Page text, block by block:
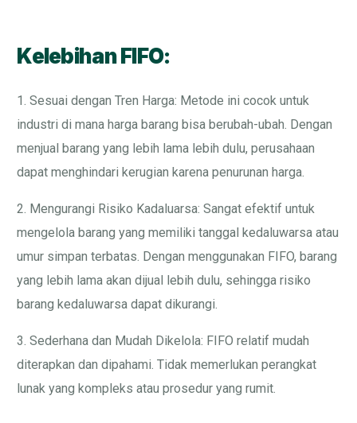
Kelebihan FIFO:
1. Sesuai dengan Tren Harga: Metode ini cocok untuk
industri di mana harga barang bisa berubah-ubah. Dengan
menjual barang yang lebih lama lebih dulu, perusahaan
dapat menghindari kerugian karena penurunan harga.
2. Mengurangi Risiko Kadaluarsa: Sangat efektif untuk
mengelola barang yang memiliki tanggal kedaluwarsa atau
umur simpan terbatas. Dengan menggunakan FIFO, barang
yang lebih lama akan dijual lebih dulu, sehingga risiko
barang kedaluwarsa dapat dikurangi.
3. Sederhana dan Mudah Dikelola: FIFO relatif mudah
diterapkan dan dipahami. Tidak memerlukan perangkat
lunak yang kompleks atau prosedur yang rumit.